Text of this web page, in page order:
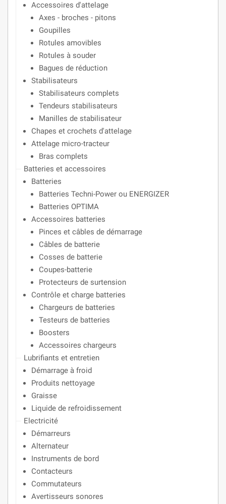
Accessoires d'attelage
Axes - broches - pitons
Goupilles
Rotules amovibles
Rotules à souder
Bagues de réduction
Stabilisateurs
Stabilisateurs complets
Tendeurs stabilisateurs
Manilles de stabilisateur
Chapes et crochets d'attelage
Attelage micro-tracteur
Bras complets
Batteries et accessoires
Batteries
Batteries Techni-Power ou ENERGIZER
Batteries OPTIMA
Accessoires batteries
Pinces et câbles de démarrage
Câbles de batterie
Cosses de batterie
Coupes-batterie
Protecteurs de surtension
Contrôle et charge batteries
Chargeurs de batteries
Testeurs de batteries
Boosters
Accessoires chargeurs
Lubrifiants et entretien
Démarrage à froid
Produits nettoyage
Graisse
Liquide de refroidissement
Electricité
Démarreurs
Alternateur
Instruments de bord
Contacteurs
Commutateurs
Avertisseurs sonores